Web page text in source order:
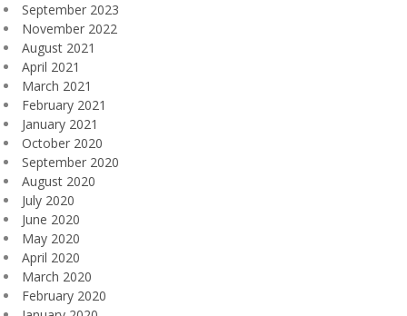
September 2023
November 2022
August 2021
April 2021
March 2021
February 2021
January 2021
October 2020
September 2020
August 2020
July 2020
June 2020
May 2020
April 2020
March 2020
February 2020